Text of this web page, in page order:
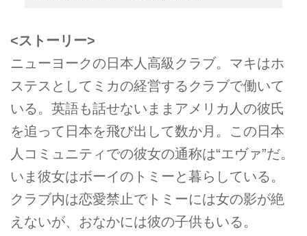
<ストーリー>
ニューヨークの日本人高級クラブ。マキはホ
ステスとしてミカの経営するクラブで働いて
いる。英語も話せないままアメリカ人の彼氏
を追って日本を飛び出して数か月。この日本
人コミュニティでの彼女の通称は“エヴァ”だ。
いま彼女はボーイのトミーと暮らしている。
クラブ内は恋愛禁止でトミーには女の影が絶
えないが、おなかには彼の子供もいる。